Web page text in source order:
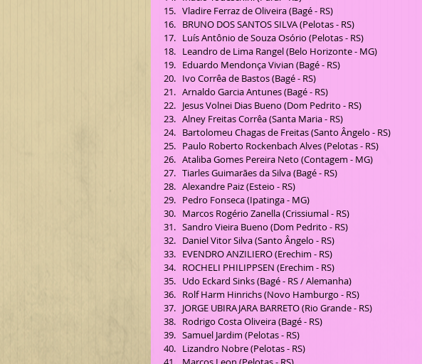
Vladire Ferraz de Oliveira (Bagé - RS)
BRUNO DOS SANTOS SILVA (Pelotas - RS)
Luís Antônio de Souza Osório (Pelotas - RS)
Leandro de Lima Rangel (Belo Horizonte - MG)
Eduardo Mendonça Vivian (Bagé - RS)
Ivo Corrêa de Bastos (Bagé - RS)
Arnaldo Garcia Antunes (Bagé - RS)
Jesus Volnei Dias Bueno (Dom Pedrito - RS)
Alney Freitas Corrêa (Santa Maria - RS)
Bartolomeu Chagas de Freitas (Santo Ângelo - RS)
Paulo Roberto Rockenbach Alves (Pelotas - RS)
Ataliba Gomes Pereira Neto (Contagem - MG)
Tiarles Guimarães da Silva (Bagé - RS)
Alexandre Paiz (Esteio - RS)
Pedro Fonseca (Ipatinga - MG)
Marcos Rogério Zanella (Crissiumal - RS)
Sandro Vieira Bueno (Dom Pedrito - RS)
Daniel Vitor Silva (Santo Ângelo - RS)
EVENDRO ANZILIERO (Erechim - RS)
ROCHELI PHILIPPSEN (Erechim - RS)
Udo Eckard Sinks (Bagé - RS / Alemanha)
Rolf Harm Hinrichs (Novo Hamburgo - RS)
JORGE UBIRAJARA BARRETO (Rio Grande - RS)
Rodrigo Costa Oliveira (Bagé - RS)
Samuel Jardim (Pelotas - RS)
Lizandro Nobre (Pelotas - RS)